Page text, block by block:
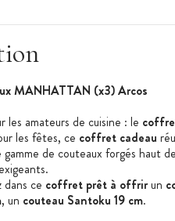
MANHATTAN (x3) Arcos
les amateurs de cuisine : le
les fêtes, ce coffret cadeau
gamme de couteaux forgés haut
ce coffret prêt à offrirun
, un couteau Santoku 19 cm.